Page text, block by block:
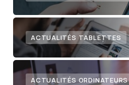
ACTUALITÉS TABLETTES
ACTUALITÉS ORDINATEURS